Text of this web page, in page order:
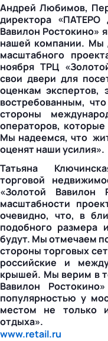
Андрей Любимов,
директора «ПАТЕРО
Вавилон Ростокино»
нашей компании. Мы
масштабного
ноября ТРЦ
свои двери для
оценкам экспертов,
востребованным,
стороны
операторов,
Мы надеемся, что
оценят наши усилия».
Татьяна
торговой
«Золотой Вавилон
масштабности
очевидно, что, в
подобного размера
будут. Мы отмечаем
стороны торговых
российские и
крышей. Мы верим в
Вавилон
популярностью у
местом не только
отдыха».
www.retail.ru